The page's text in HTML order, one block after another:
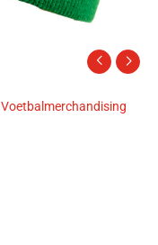
Voetbalmerchandising